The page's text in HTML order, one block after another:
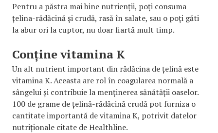
Pentru a păstra mai bine nutrienții, poți consuma
țelina-rădăcină și crudă, rasă în salate, sau o poți găti
la abur ori la cuptor, nu doar fiartă mult timp.
Conține vitamina K
Un alt nutrient important din rădăcina de țelină este
vitamina K. Aceasta are rol în coagularea normală a
sângelui și contribuie la menținerea sănătății oaselor.
100 de grame de țelină-rădăcină crudă pot furniza o
cantitate importantă de vitamina K, potrivit datelor
nutriționale citate de Healthline.